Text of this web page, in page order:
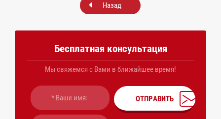
Назад
Бесплатная консультация
Мы свяжемся с Вами в ближайшее время!
ОТПРАВИТЬ